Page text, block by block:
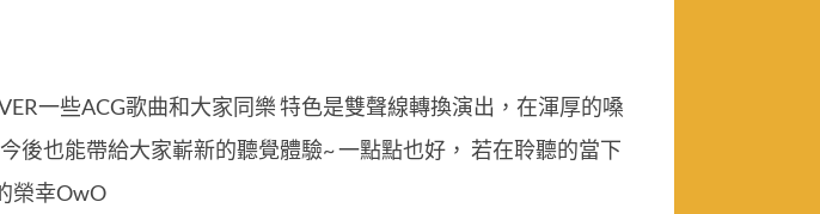
一些ACG歌曲和大家同樂 特色是雙聲線轉換演出，在渾厚的嗓
也能帶給大家嶄新的聽覺體驗~ 一點點也好， 若在聆聽的當下
榮幸OwO